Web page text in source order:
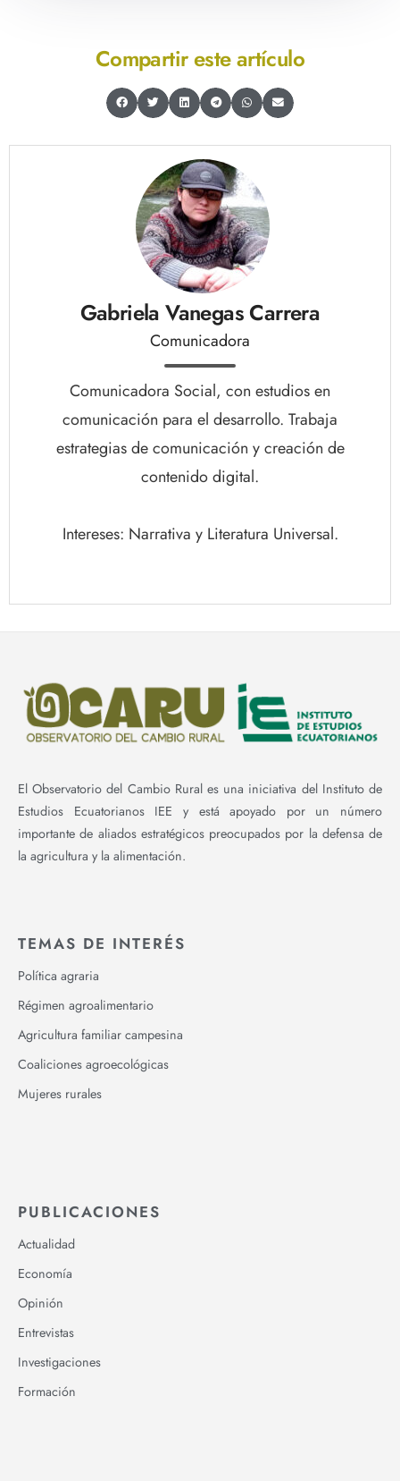
Compartir este artículo
Gabriela Vanegas Carrera
Comunicadora
Comunicadora Social, con estudios en
comunicación para el desarrollo. Trabaja
estrategias de comunicación y creación de
contenido digital.
Intereses: Narrativa y Literatura Universal.
El Observatorio del Cambio Rural es una iniciativa del Instituto de
Estudios Ecuatorianos IEE y está apoyado por un número
importante de aliados estratégicos preocupados por la defensa de
la agricultura y la alimentación.
TEMAS DE INTERÉS
Política agraria
Régimen agroalimentario
Agricultura familiar campesina
Coaliciones agroecológicas
Mujeres rurales
PUBLICACIONES
Actualidad
Economía
Opinión
Entrevistas
Investigaciones
Formación